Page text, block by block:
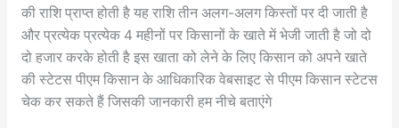
की राशि प्राप्त होती है यह राशि तीन अलग-अलग किस्तों पर दी जाती है
और प्रत्येक प्रत्येक 4 महीनों पर किसानों के खाते में भेजी जाती है जो दो
दो हजार करके होती है इस खाता को लेने के लिए किसान को अपने खाते
की स्टेटस पीएम किसान के आधिकारिक वेबसाइट से पीएम किसान स्टेटस
चेक कर सकते हैं जिसकी जानकारी हम नीचे बताएंगे